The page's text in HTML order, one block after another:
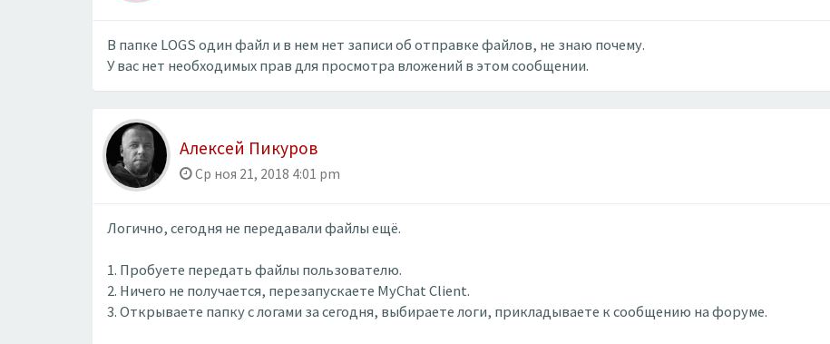
В папке LOGS один файл и в нем нет записи об отправке файлов, не знаю почему.
У вас нет необходимых прав для просмотра вложений в этом сообщении.
Алексей Пикуров
Ср ноя 21, 2018 4:01 pm
Логично, сегодня не передавали файлы ещё.
1. Пробуете передать файлы пользователю.
2. Ничего не получается, перезапускаете MyChat Client.
3. Открываете папку с логами за сегодня, выбираете логи, прикладываете к сообщению на форуме.